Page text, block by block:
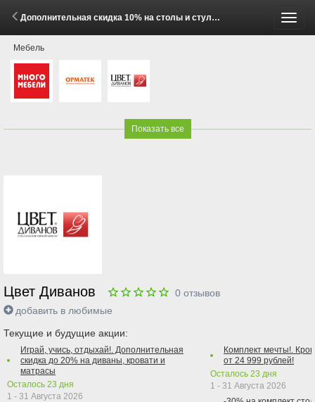
Дополнительная скидка 10% на столы и стулья. Дополнительная скидка 10% на столы и стулья (1 - 31 Мая 2026)
Мебель
Показать все
Цвет Диванов 0 отзывов
добавить в любимые
Текущие и будущие акции:
Играй, учись, отдыхай!. Дополнительная
скидка до 20% на диваны, кровати и
матрасы
Осталось 23 дня
1 - 31 Августа 2026
Комплект мечты!.
от 24 999 рублей!
Осталось 23 дня
1 - 31 Августа 2026